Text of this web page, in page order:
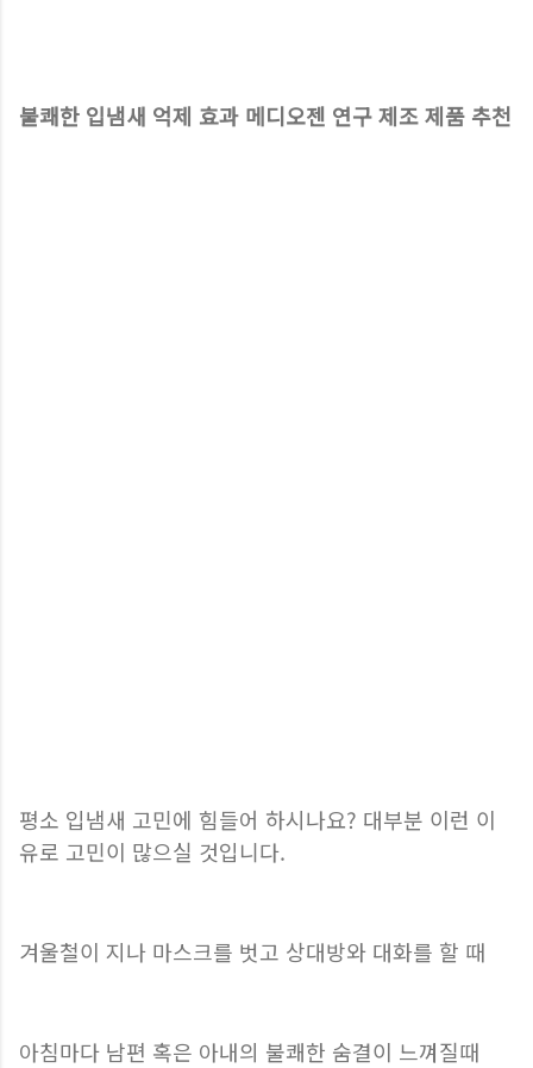
불쾌한 입냄새 억제 효과 메디오젠 연구 제조 제품 추천
평소 입냄새 고민에 힘들어 하시나요? 대부분 이런 이
유로 고민이 많으실 것입니다.
겨울철이 지나 마스크를 벗고 상대방와 대화를 할 때
아침마다 남편 혹은 아내의 불쾌한 숨결이 느껴질때